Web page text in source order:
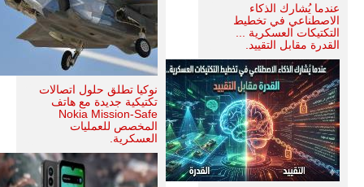
عندما يُشارك الذكاء
الاصطناعي في تخطيط
التكتيكات العسكرية ...
القدرة مقابل التقييد.
نوكيا تطلق حلول اتصالات
تكتيكية جديدة مع هاتف
Nokia Mission-Safe
المخصص للعمليات
العسكرية.